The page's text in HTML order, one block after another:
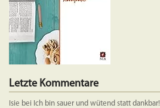
Letzte Kommentare
Isie bei Ich bin sauer und wütend statt dankbar!